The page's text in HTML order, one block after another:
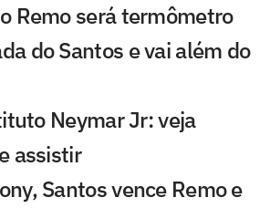
Remo será termômetro
do Santos e vai além do
Neymar Jr: veja
assistir
Santos vence Remo e